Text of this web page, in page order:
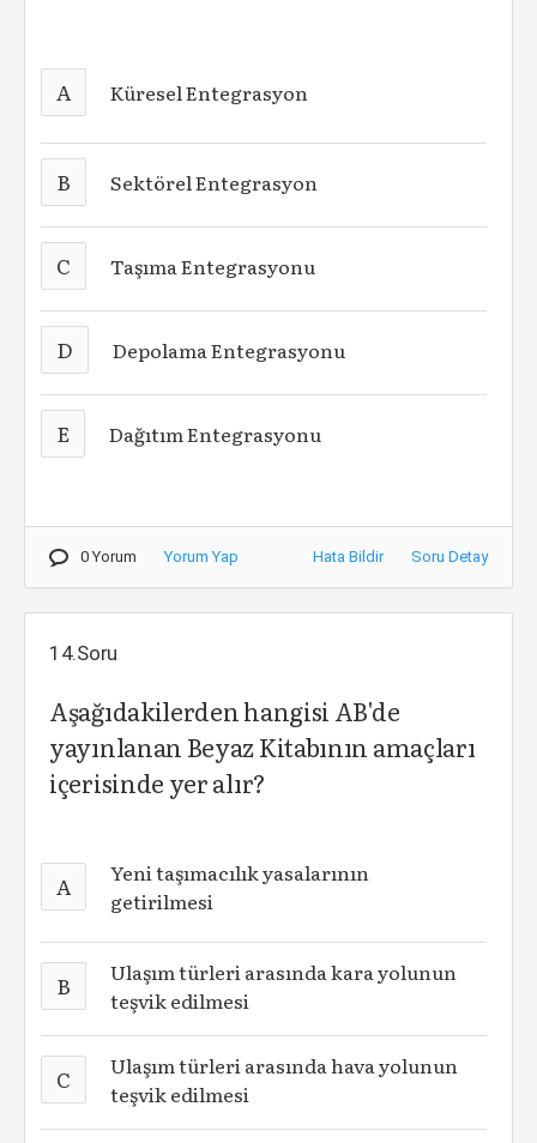
A Küresel Entegrasyon
B Sektörel Entegrasyon
C Taşıma Entegrasyonu
D Depolama Entegrasyonu
E Dağıtım Entegrasyonu
0 Yorum Yorum Yap Hata Bildir Soru Detay
14.Soru
Aşağıdakilerden hangisi AB'de
yayınlanan Beyaz Kitabının amaçları
içerisinde yer alır?
A
Yeni taşımacılık yasalarının
getirilmesi
B
Ulaşım türleri arasında kara yolunun
teşvik edilmesi
C
Ulaşım türleri arasında hava yolunun
teşvik edilmesi